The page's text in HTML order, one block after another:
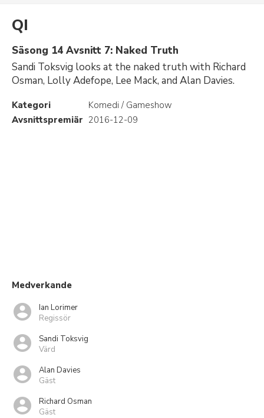
QI
Säsong 14 Avsnitt 7: Naked Truth
Sandi Toksvig looks at the naked truth with Richard
Osman, Lolly Adefope, Lee Mack, and Alan Davies.
Kategori
Komedi / Gameshow
Avsnittspremiär 2016-12-09
Medverkande
Ian Lorimer
Regissör
Sandi Toksvig
Värd
Alan Davies
Gäst
Richard Osman
Gäst